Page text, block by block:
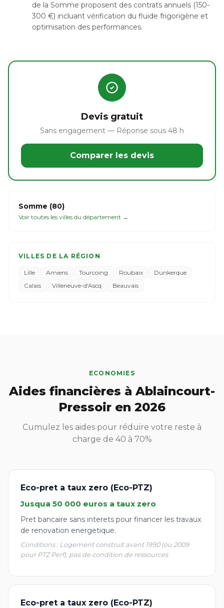
de la Somme proposent des contrats annuels (150-
300 €) incluant vérification du fluide frigorigène et
optimisation des performances.
Devis gratuit
Sans engagement — Réponse sous 48 h
Comparer les devis
Somme (80)
Voir toutes les villes du département →
VILLES DE LA RÉGION
Lille Amiens Tourcoing Roubaix
Dunkerque
Calais
Villeneuve-d'Ascq Beauvais
ECONOMIES
Aides financières à Ablaincourt-
Pressoir en 2026
Cumulez les aides pour réduire votre reste à
charge de 40 à 70%
Eco-pret a taux zero (Eco-PTZ)
Jusqua 50 000 euros a taux zero
Pret bancaire sans interets pour financer les travaux
de renovation energetique.
Conditions : Logement construit avant 1990 (ou 2009
pour PTZ Perf), pas de condition de ressources
Eco-pret a taux zero (Eco-PTZ)